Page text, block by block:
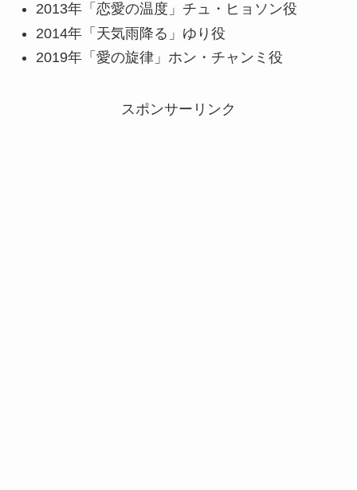
2013年「恋愛の温度」チュ・ヒョソン役
2014年「天気雨降る」ゆり役
2019年「愛の旋律」ホン・チャンミ役
スポンサーリンク